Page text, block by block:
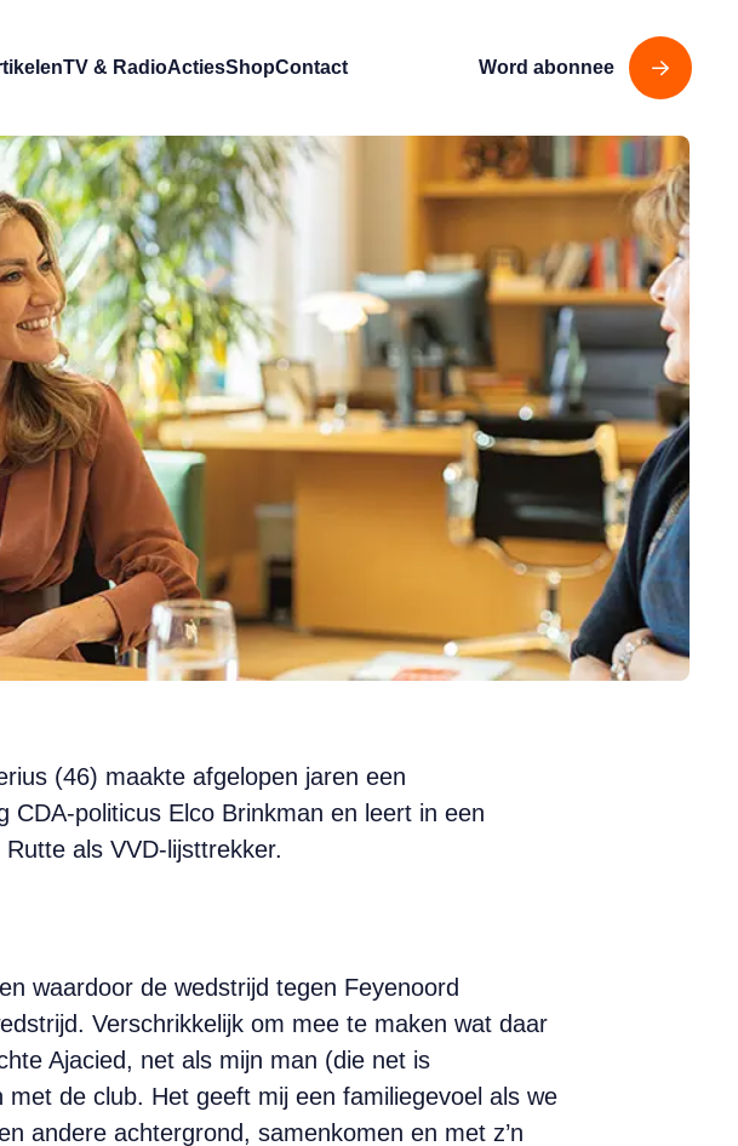
TV & RadioActiesShopContact Word abonnee
(46) maakte afgelopen jaren een
politicus Elco Brinkman en leert in een
als VVD-lijsttrekker.
waardoor de wedstrijd tegen Feyenoord
Verschrikkelijk om mee te maken wat daar
Ajacied, net als mijn man (die net is
de club. Het geeft mij een familiegevoel als we
andere achtergrond, samenkomen en met z’n